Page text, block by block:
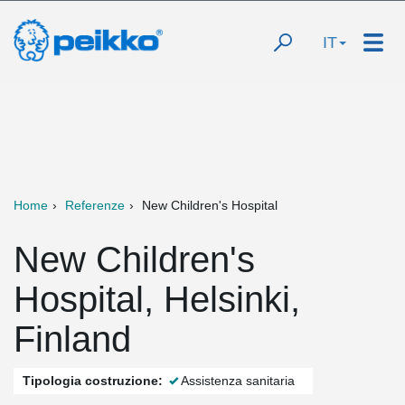
IT
Home Referenze New Children's Hospital
New Children's
Hospital, Helsinki,
Finland
Tipologia costruzione: Assistenza sanitaria